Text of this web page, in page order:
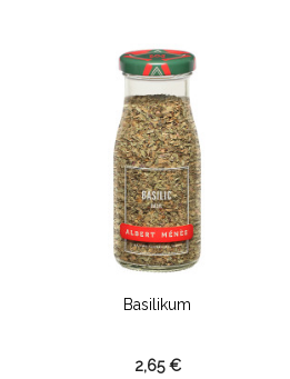
Basilikum
2,65 €